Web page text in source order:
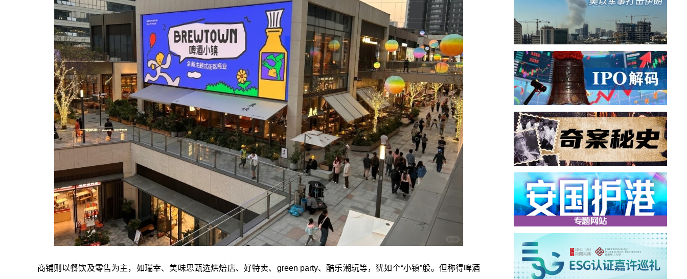
商铺则以餐饮及零售为主，如瑞幸、美味思甄选烘焙店、好特卖、green party、酷乐潮玩等，犹如个“小镇”般。但称得啤酒